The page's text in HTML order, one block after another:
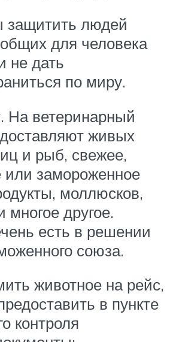
защитить людей
для человека
не дать
по миру.
На ветеринарный
живых
и рыб, свежее,
или замороженное
моллюсков,
многое другое.
есть в решении
союза.
животное на рейс,
в пункте
контроля